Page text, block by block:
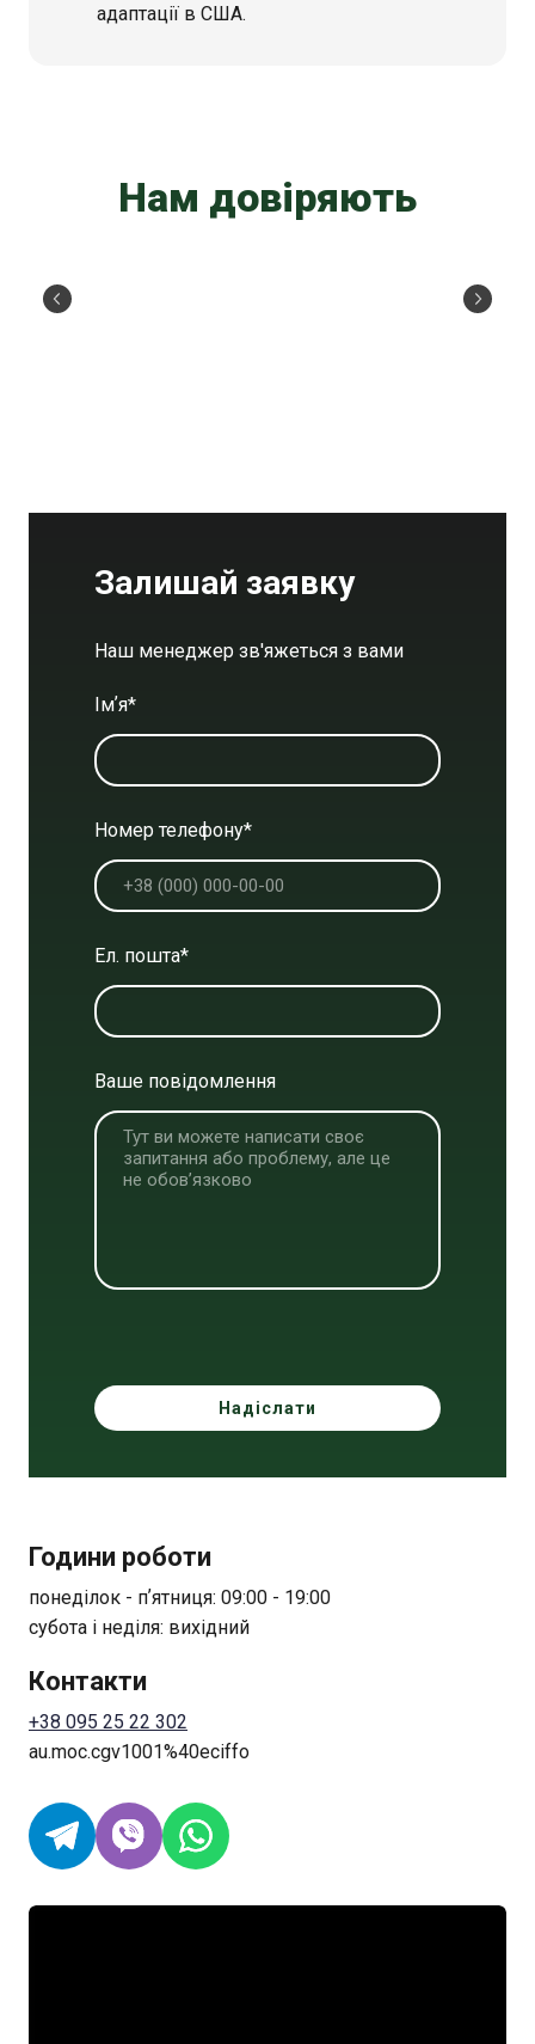
адаптації в США.
Нам довіряють
Залишай заявку
Наш менеджер зв'яжеться з вами
Імʼя*
Номер телефону*
Ел. пошта*
Ваше повідомлення
Надіслати
Години роботи
понеділок - пʼятниця: 09:00 - 19:00
субота і неділя: вихідний
Контакти
+38 095 25 22 302
au.moc.cgv1001%40eciffo